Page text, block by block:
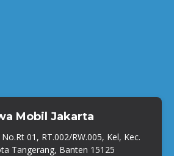
Mobil Jakarta
01, RT.002/RW.005, Kel, Kec.
Tangerang, Banten 15125